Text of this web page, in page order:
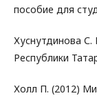
пособие для
Хуснутдинова С.
Республики
Холл П. (2012)